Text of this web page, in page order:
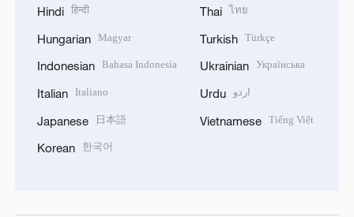
Hindi हिन्दी
Hungarian Magyar
Indonesian Bahasa Indonesia
Italian Italiano
Japanese 日本語
Korean 한국어
Thai ไทย
Turkish Türkçe
Ukrainian Українська
Urdu اردو
Vietnamese Tiếng Việt